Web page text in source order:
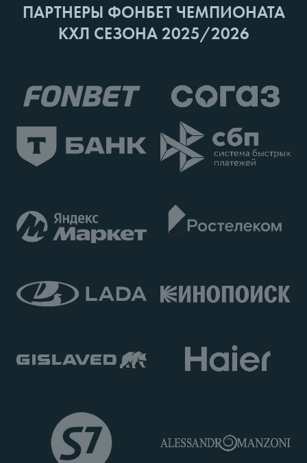
ПАРТНЕРЫ ФОНБЕТ ЧЕМПИОНАТА
КХЛ СЕЗОНА 2025/2026